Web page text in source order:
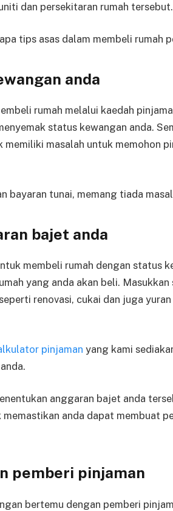
dan persekitaran rumah tersebut.
tips asas dalam membeli rumah
anda
rumah melalui kaedah
status kewangan anda.
memiliki masalah untuk memohon
bayaran tunai, memang tiada
bajet anda
membeli rumah dengan status
yang anda akan beli.
renovasi, cukai dan juga
pinjaman yang kami
anggaran bajet anda
anda dapat membuat
pemberi pinjaman
bertemu dengan pemberi